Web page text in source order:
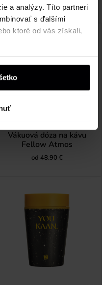
a analýzy. Títo partneri
s ďalšími
ktoré od vás získali,
Vákuová dóza na kávu
Fellow Atmos
od 48.90 €